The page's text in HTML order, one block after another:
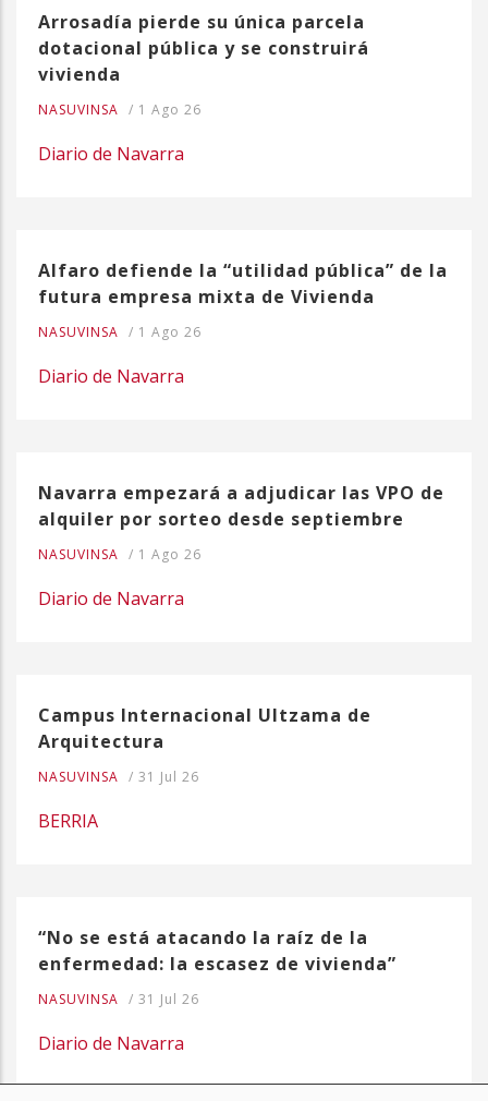
Arrosadía pierde su única parcela
dotacional pública y se construirá
vivienda
NASUVINSA / 1 Ago 26
Diario de Navarra
Alfaro defiende la “utilidad pública” de la
futura empresa mixta de Vivienda
NASUVINSA / 1 Ago 26
Diario de Navarra
Navarra empezará a adjudicar las VPO de
alquiler por sorteo desde septiembre
NASUVINSA / 1 Ago 26
Diario de Navarra
Campus Internacional Ultzama de
Arquitectura
NASUVINSA / 31 Jul 26
BERRIA
“No se está atacando la raíz de la
enfermedad: la escasez de vivienda”
NASUVINSA / 31 Jul 26
Diario de Navarra